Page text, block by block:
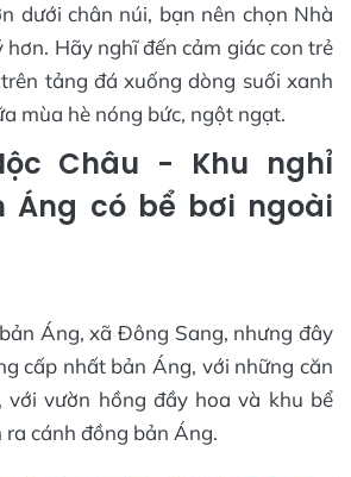
dưới chân núi, bạn nên chọn Nhà
hơn. Hãy nghĩ đến cảm giác con trẻ
tảng đá xuống dòng suối xanh
mùa hè nóng bức, ngột ngạt.
Châu - Khu nghỉ
Áng có bể bơi ngoài
Áng, xã Đông Sang, nhưng đây
cấp nhất bản Áng, với những căn
với vườn hồng đầy hoa và khu bể
cánh đồng bản Áng.